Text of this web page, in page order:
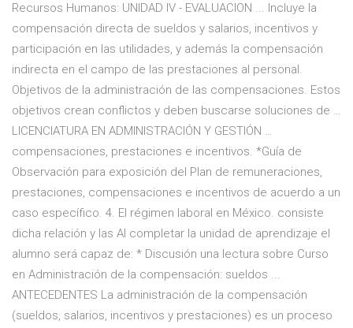
Recursos Humanos: UNIDAD IV - EVALUACION ... Incluye la
compensación directa de sueldos y salarios, incentivos y
participación en las utilidades, y además la compensación
indirecta en el campo de las prestaciones al personal.
Objetivos de la administración de las compensaciones. Estos
objetivos crean conflictos y deben buscarse soluciones de …
LICENCIATURA EN ADMINISTRACIÓN Y GESTIÓN …
compensaciones, prestaciones e incentivos. *Guía de
Observación para exposición del Plan de remuneraciones,
prestaciones, compensaciones e incentivos de acuerdo a un
caso específico. 4. El régimen laboral en México. consiste
dicha relación y las Al completar la unidad de aprendizaje el
alumno será capaz de: * Discusión una lectura sobre Curso
en Administración de la compensación: sueldos ...
ANTECEDENTES La administración de la compensación
(sueldos, salarios, incentivos y prestaciones) es un proceso